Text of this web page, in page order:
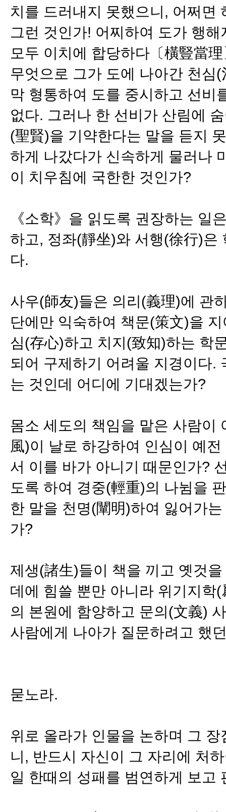
치를 드러내지 못했으니, 어쩌면
그런 것인가! 어찌하여 도가 행
모두 이치에 합당하다〔橫豎當
무엇으로 그가 도에 나아간 천심
막 형통하여 도를 중시하고 선비
없다. 그러나 한 선비가 산림에
(聖賢)을 기약한다는 말을 듣지
하게 나갔다가 신속하게 물러나
이 치우침에 국한한 것인가?
《소학》을 읽도록 권장하는 일
하고, 정좌(靜坐)와 서행(徐行)은
다.
사우(師友)들은 의리(義理)에 관
단에만 익숙하여 책문(策文)을
심(存心)하고 치지(致知)하는 학
되어 구제하기 어려울 지경이다.
는 것인데 어디에 기대겠는가?
몸소 세도의 책임을 맡은 사람이
風)이 날로 하강하여 인심이 예
서 이를 바가 아니기 때문인가?
도록 하여 경중(輕重)의 나뉨을
한 말을 천명(闡明)하여 잃어가
가?
제생(諸生)들이 책을 끼고 옛것
데에 힘쓸 뿐만 아니라 위기지학
의 본원에 함양하고 문의(文義)
사람에게 나아가 질문하려고 했
묻노라.
위로 올라가 인물을 논하며 그
니, 반드시 자신이 그 자리에 처
일 한때의 성패를 범연하게 보고